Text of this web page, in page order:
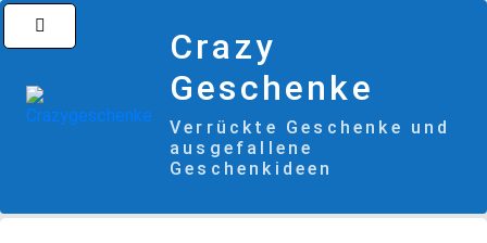
Crazy
Geschenke
Verrückte Geschenke und
ausgefallene
Geschenkideen